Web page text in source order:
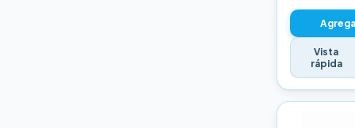
Vista
rápida